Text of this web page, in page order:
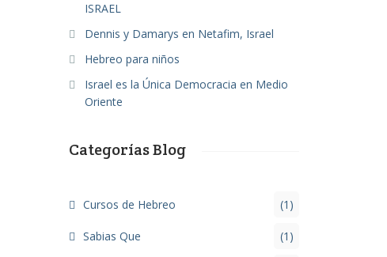
ISRAEL
Dennis y Damarys en Netafim, Israel
Hebreo para niños
Israel es la Única Democracia en Medio
Oriente
Categorías Blog
Cursos de Hebreo (1)
Sabias Que (1)